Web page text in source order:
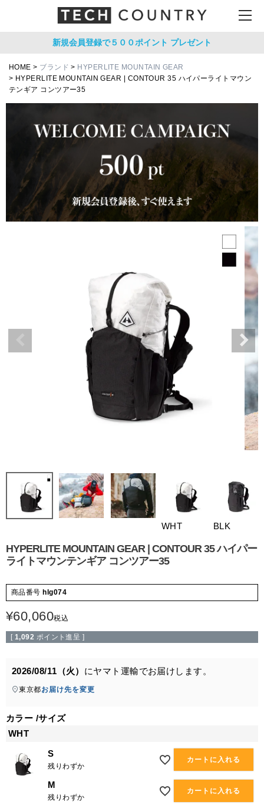
新規会員登録で５００ポイント プレゼント
HOME ブランド
HYPERLITE MOUNTAIN GEAR
HYPERLITE MOUNTAIN GEAR | CONTOUR 35 ハイパーライトマウン
テンギア コンツアー35
WHT BLK
HYPERLITE MOUNTAIN GEAR | CONTOUR 35 ハイパー
ライトマウンテンギア コンツアー35
商品番号 hlg074
¥60,060税込
[ 1,092 ポイント進呈 ]
2026/08/11（火） にヤマト運輸でお届けします。
東京都お届け先を変更
カラー サイズ
WHT
S
残りわずか
カートに入れる
M
残りわずか
カートに入れる